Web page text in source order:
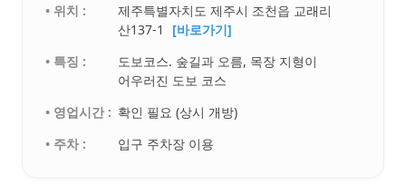
• 위치 :
제주특별자치도 제주시 조천읍 교래리
산137-1
[바로가기]
• 특징 :
도보코스. 숲길과 오름, 목장 지형이
어우러진 도보 코스
• 영업시간 : 확인 필요 (상시 개방)
• 주차 :
입구 주차장 이용